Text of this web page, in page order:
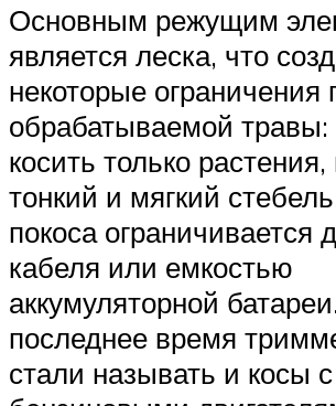
Основным режущим
является леска, что
некоторые ограничения
обрабатываемой
косить только
тонкий и мягкий
покоса ограничивается
кабеля или емкостью
аккумуляторной
последнее время
стали называть и косы с